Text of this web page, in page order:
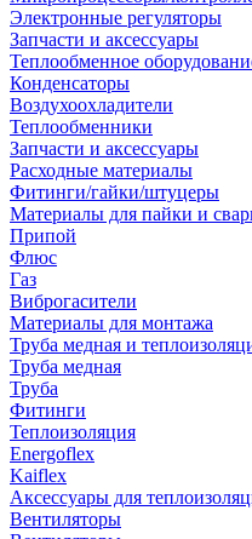
Электронные регуляторы
Запчасти и аксессуары
Теплообменное
Конденсаторы
Воздухоохладители
Теплообменники
Запчасти и аксессуары
Расходные материалы
Фитинги/гайки/штуцеры
Материалы для пайки и
Припой
Флюс
Газ
Виброгасители
Материалы для монтажа
Труба медная и
Труба медная
Труба
Фитинги
Теплоизоляция
Energoflex
Kaiflex
Аксессуары для
Вентиляторы